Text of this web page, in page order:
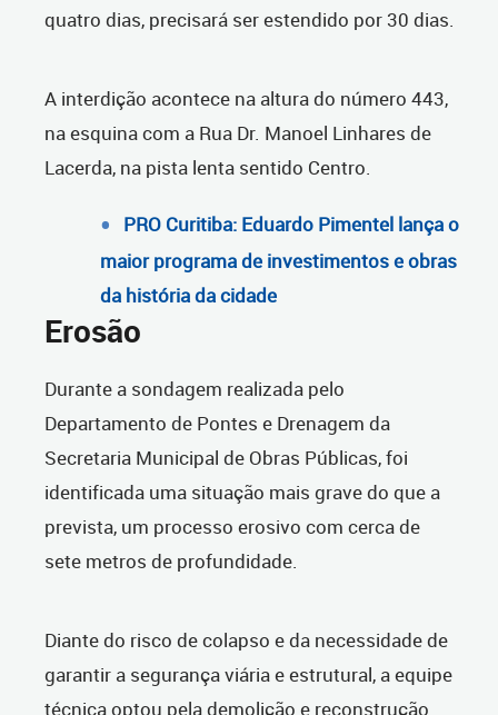
quatro dias, precisará ser estendido por 30 dias.
A interdição acontece na altura do número 443,
na esquina com a Rua Dr. Manoel Linhares de
Lacerda, na pista lenta sentido Centro.
PRO Curitiba: Eduardo Pimentel lança o
maior programa de investimentos e obras
da história da cidade
Erosão
Durante a sondagem realizada pelo
Departamento de Pontes e Drenagem da
Secretaria Municipal de Obras Públicas, foi
identificada uma situação mais grave do que a
prevista, um processo erosivo com cerca de
sete metros de profundidade.
Diante do risco de colapso e da necessidade de
garantir a segurança viária e estrutural, a equipe
técnica optou pela demolição e reconstrução